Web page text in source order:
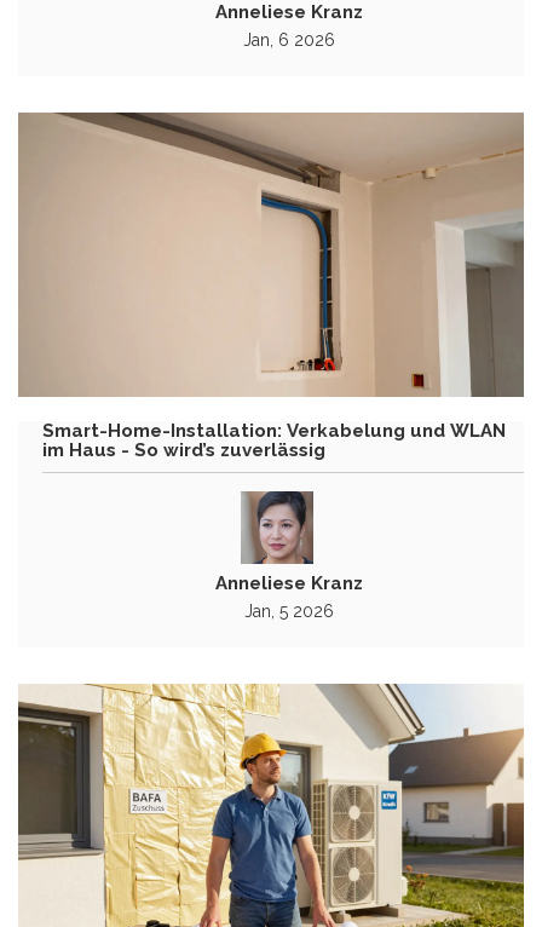
Anneliese Kranz
Jan, 6 2026
Smart-Home-Installation: Verkabelung und WLAN
im Haus - So wird’s zuverlässig
Anneliese Kranz
Jan, 5 2026